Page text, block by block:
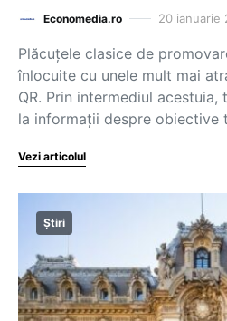
Economedia.ro 20 ianuarie
Plăcuţele clasice de
înlocuite cu unele mult mai
QR. Prin intermediul
la informaţii despre obiective
Vezi articolul
Știri